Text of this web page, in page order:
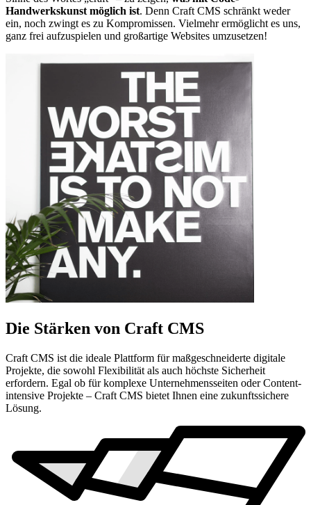
Handwerkskunst möglich ist. Denn Craft CMS schränkt weder
ein, noch zwingt es zu Kompromissen. Vielmehr ermöglicht es uns,
ganz frei aufzuspielen und großartige Websites umzusetzen!
Die Stärken von Craft CMS
Craft CMS ist die ideale Plattform für maßgeschneiderte digitale
Projekte, die sowohl Flexibilität als auch höchste Sicherheit
erfordern. Egal ob für komplexe Unternehmensseiten oder Content-
intensive Projekte – Craft CMS bietet Ihnen eine zukunftssichere
Lösung.